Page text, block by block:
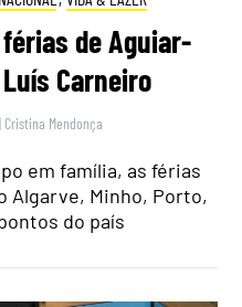
de Aguiar-
Carneiro
| Cristina Mendonça
em família, as férias
Algarve, Minho, Porto,
do país